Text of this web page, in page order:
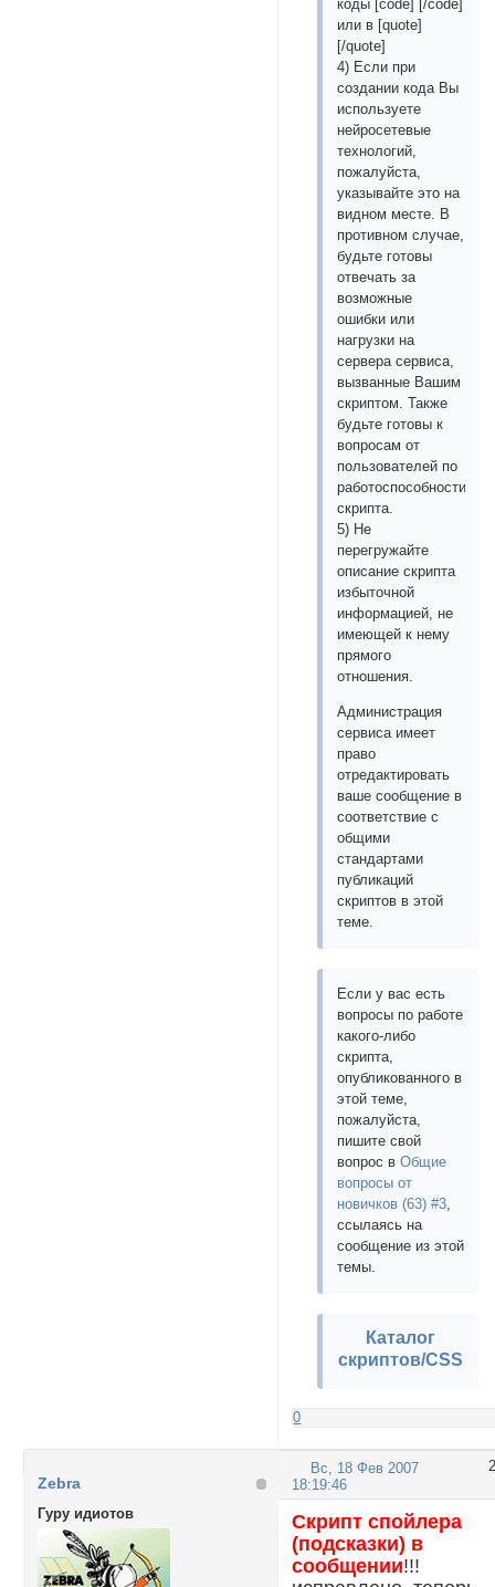
коды [сode] [/сode]
или в [quotе]
[/quotе]
4) Если при
создании кода Вы
используете
нейросетевые
технологий,
пожалуйста,
указывайте это на
видном месте. В
противном случае,
будьте готовы
отвечать за
возможные
ошибки или
нагрузки на
сервера сервиса,
вызванные Вашим
скриптом. Также
будьте готовы к
вопросам от
пользователей по
работоспособности
скрипта.
5) Не
перегружайте
описание скрипта
избыточной
информацией, не
имеющей к нему
прямого
отношения.
Администрация
сервиса имеет
право
отредактировать
ваше сообщение в
соответствие с
общими
стандартами
публикаций
скриптов в этой
теме.
Если у вас есть
вопросы по работе
какого-либо
скрипта,
опубликованного в
этой теме,
пожалуйста,
пишите свой
вопрос вОбщие
вопросы от
новичков (63) #3
ссылаясь на
сообщение из этой
темы.
Каталог
скриптов/CSS
0
2
Вс, 18 Фев 2007
18:19:46
Zebra
Гуру идиотов
Скрипт спойлера
(подсказки) в
сообщении!!!